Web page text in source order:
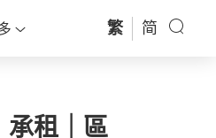
繁 简
承租｜區